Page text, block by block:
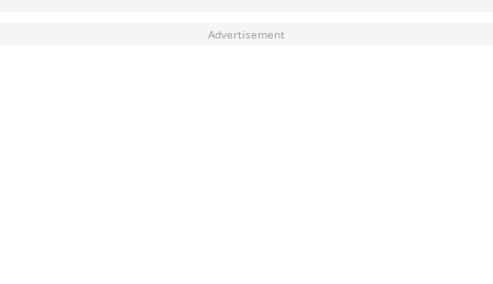
Advertisement